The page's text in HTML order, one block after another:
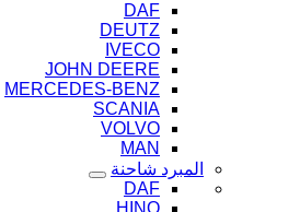
DAF
DEUTZ
IVECO
JOHN DEERE
MERCEDES-BENZ
SCANIA
VOLVO
MAN
المبرد شاحنة
DAF